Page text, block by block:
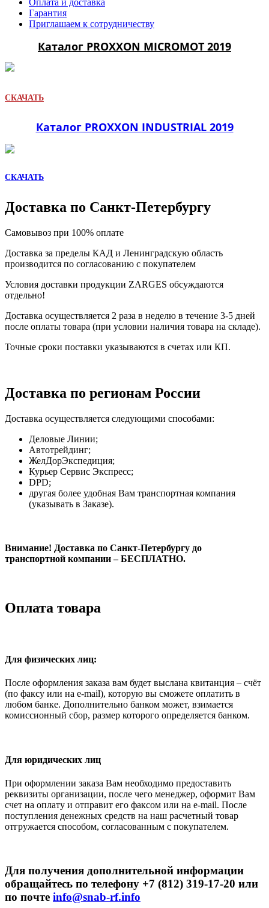
Гарантия
Приглашаем к сотрудничеству
Каталог PROXXON MICROMOT 2019
СКАЧАТЬ
Каталог PROXXON INDUSTRIAL 2019
СКАЧАТЬ
Доставка по Санкт-Петербургу
Самовывоз при 100% оплате
Доставка за пределы КАД и Ленинградскую область
производится по согласованию с покупателем
Условия доставки продукции ZARGES обсуждаются
отдельно!
Доставка осуществляется 2 раза в неделю в течение 3-5 дней
после оплаты товара (при условии наличия товара на складе).
Точные сроки поставки указываются в счетах или КП.
Доставка по регионам России
Доставка осуществляется следующими способами:
Деловые Линии;
Автотрейдинг;
ЖелДорЭкспедиция;
Курьер Сервис Экспресс;
DPD;
другая более удобная Вам транспортная компания
(указывать в Заказе).
Внимание! Доставка по Санкт-Петербургу до
транспортной компании – БЕСПЛАТНО.
Оплата товара
Для физических лиц:
После оформления заказа вам будет выслана квитанция – счёт
(по факсу или на e-mail), которую вы сможете оплатить в
любом банке. Дополнительно банком может, взимается
комиссионный сбор, размер которого определяется банком.
Для юридических лиц
При оформлении заказа Вам необходимо предоставить
реквизиты организации, после чего менеджер, оформит Вам
счет на оплату и отправит его факсом или на e-mail. После
поступления денежных средств на наш расчетный товар
отгружается способом, согласованным с покупателем.
Для получения дополнительной информации
обращайтесь по телефону +7 (812) 319-17-20 или
по почте info@snab-rf.info